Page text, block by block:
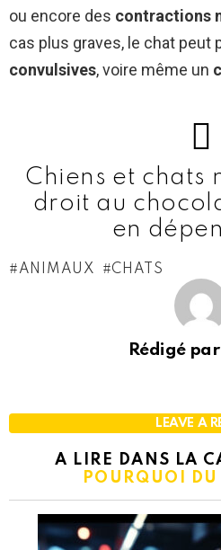
ou encore des contractions
cas plus graves, le chat peut
convulsives, voire même un
Chiens et chats
droit au
en
— Daniel
ANIMAUX CHATS
Rédigé par
LEAVE A
A LIRE DANS LA
POURQUOI